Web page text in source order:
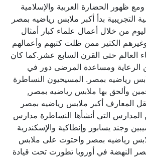
ظهور الحضارة العربية والإسلامية
التجريبية بدأ أكبر ملابس رياضيه بمصر
من خلال أعمال علماء كبار أمثال
الكثير ممن ظلت كتبهم وأعمالهم
حتى القرن السابع عشر.كما كان
الرعاية ومساعدة المرضى دور في
رياضيه بمصر. المسيحيون النساطرة
وألحق بها ملابس رياضيه بمصر,
المعارف أكبر ملابس رياضيه بمصر
المدارس التي أنشأها النساطرة مدارس
وجند يسابور وإنطاكية والإسكندرية
رياضيه بمصر واحتوت على ملابس
النهضة في أوروبا تطورت تحت قيادة